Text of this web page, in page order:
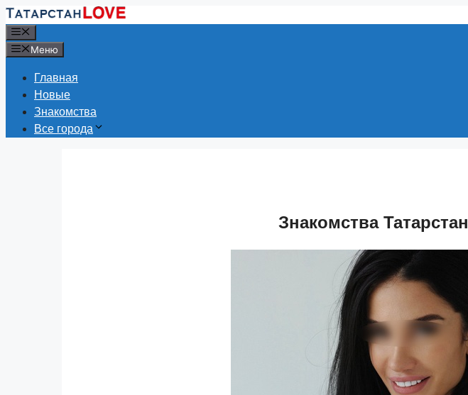
Перейти
к
содержимому
Меню
Главная
Новые
Знакомства
Все города
Знакомства Татарстан